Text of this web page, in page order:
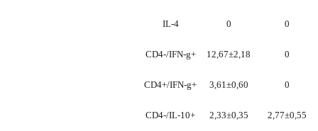
IL-4 0 0
CD4-/IFN-g+ 12,67±2,18 0
CD4+/IFN-g+ 3,61±0,60 0
CD4-/IL-10+ 2,33±0,35 2,77±0,55